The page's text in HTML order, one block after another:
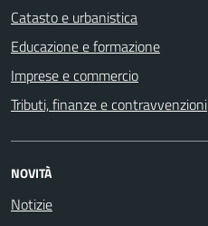
Catasto e urbanistica
Educazione e formazione
Imprese e commercio
Tributi, finanze e contravvenzioni
NOVITÀ
Notizie